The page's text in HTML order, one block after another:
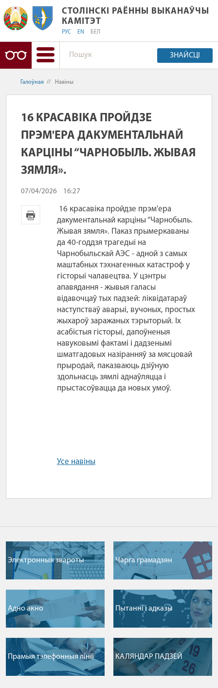
СТОЛІНСКІ РАЁННЫ ВЫКАНАЎЧЫ
СТОЛІНСКІ РАЁННЫ ВЫКАНАЎЧЫ
КАМІТЭТ
РУС EN БЕЛ
ЗНАЙСЦІ
Галоўная // Навіны
16 КРАСАВІКА ПРОЙДЗЕ
ПРЭМ'ЕРА ДАКУМЕНТАЛЬНАЙ
КАРЦІНЫ “ЧАРНОБЫЛЬ. ЖЫВАЯ
ЗЯМЛЯ».
07/04/2026 16:27
16 красавіка пройдзе прэм'ера
дакументальнай карціны “Чарнобыль.
Жывая зямля». Паказ прымеркаваны
да 40-годдзя трагедыі на
Чарнобыльскай АЭС - адной з самых
маштабных тэхнагенных катастроф у
гісторыі чалавецтва. У цэнтры
апавядання - жывыя галасы
відавочцаў тых падзей: ліквідатараў
наступстваў аварыі, вучоных, простых
жыхароў заражаных тэрыторый. Іх
асабістыя гісторыі, дапоўненыя
навуковымі фактамі і дадзенымі
шматгадовых назіранняў за мясцовай
прыродай, паказваюць дзіўную
здольнасць зямлі аднаўляцца і
прыстасоўвацца да новых умоў.
Усе навіны
Электронныя звароты Чарга грамадзян
Адно акно Пытаннi i адказы
Прамыя тэлефонныя лiнii КАЛЯНДАР ПАДЗЕЙ